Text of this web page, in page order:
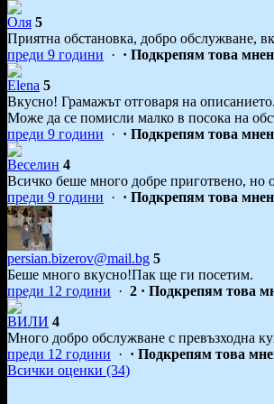
Оля 5
Приятна обстановка, добро обслужване,
преди 9 години · · Подкрепям това
Elena 5
Вкусно! Грамажът отговаря на описанието.
Може да се помисли малко в посока на
преди 9 години · · Подкрепям това
Веселин 4
Всичко беше много добре приготвено, но
преди 9 години · · Подкрепям това
persian.bizerov@mail.bg 5
Беше много вкусно!Пак ще ги посетим.
преди 12 години · 2 · Подкрепям това
ВИЛИ 4
Много добро обслужване с превъзходна
преди 12 години · · Подкрепям това
Всички оценки (34)